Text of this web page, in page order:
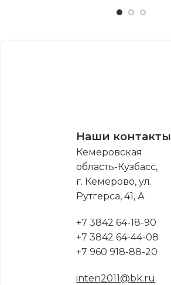
Наши контакты
Кемеровская
область-Кузбасс,
г. Кемерово, ул.
Рутгерса, 41, А
+7 3842 64-18-90
+7 3842 64-44-08
+7 960 918-88-20
inten2011@bk.ru